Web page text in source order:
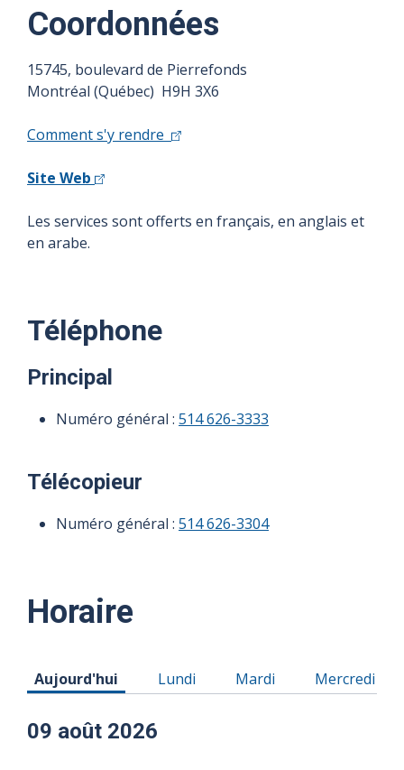
Coordonnées
15745, boulevard de Pierrefonds
Montréal (Québec) H9H 3X6
Comment s'y rendre
Site Web
Les services sont offerts en français, en anglais et
en arabe.
Téléphone
Principal
Numéro général : 514 626-3333
Télécopieur
Numéro général : 514 626-3304
Horaire
Horaire du Dimanche 09 août 2026
Aujourd'hui Horaire du Lundi 10 août 2026
Lundi Horaire du Mardi 11
Mardi Horaire du
Mercredi
09 août 2026